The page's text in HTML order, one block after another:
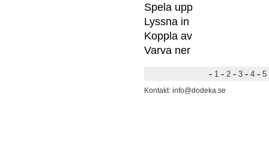
Spela upp
Lyssna in
Koppla av
Varva ner
-1 -2 -3 -4 -5
Kontakt: info@dodeka.se